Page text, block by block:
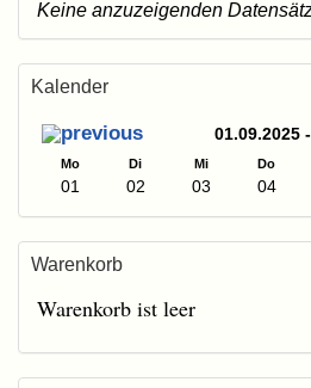
Keine anzuzeigenden
Kalender
01.09.2025
Mo Di Mi Do
01 02 03 04
Warenkorb
Warenkorb ist leer